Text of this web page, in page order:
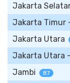
Jakarta
Jakarta Timur
Jakarta Utara
Jakarta Utara
Jambi 87